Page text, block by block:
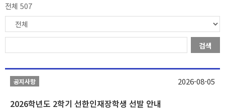
전체 507
검색
공지사항
2026학년도 2학기 선한인재장학생 선발 안내
2026-08-05